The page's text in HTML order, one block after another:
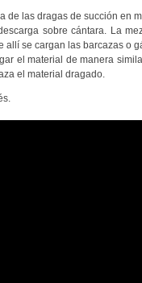
de las dragas de succión en
sobre cántara. La
allí se cargan las barcazas o
el material de manera
el material dragado.